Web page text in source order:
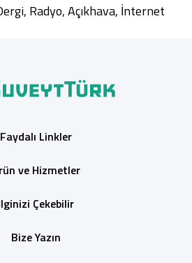
Radyo, Açıkhava, İnternet
Faydalı Linkler
ve Hizmetler
Çekebilir
Bize Yazın